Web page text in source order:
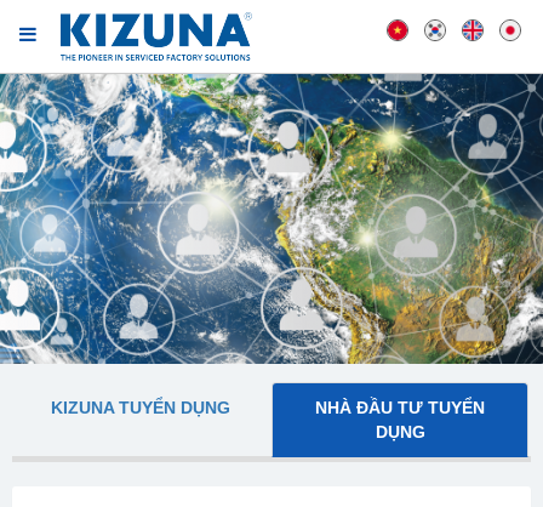
KIZUNA TUYỂN DỤNG
NHÀ ĐẦU TƯ TUYỂN
DỤNG